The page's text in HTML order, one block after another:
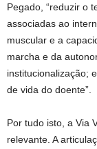
Pegado, “reduzir o
associadas ao
muscular e a
marcha e da
institucionalização;
de vida do doente”.
Por tudo isto, a Via
relevante. A